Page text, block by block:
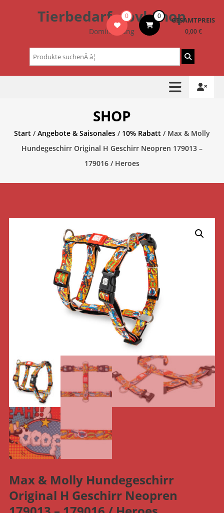
Tierbedarf – bvl-Shop
Dominik Lang
0 0 GESAMTPREIS
0,00 €
Suchen
nach:
SHOP
Start/Angebote & Saisonales/ 10% Rabatt/ Max & Molly
Hundegeschirr Original H Geschirr Neopren 179013 –
179016 / Heroes
Max & Molly Hundegeschirr
Original H Geschirr Neopren